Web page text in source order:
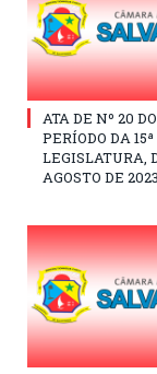
ATA DE Nº 20
PERÍODO DA 15ª
LEGISLATURA,
AGOSTO DE 2023